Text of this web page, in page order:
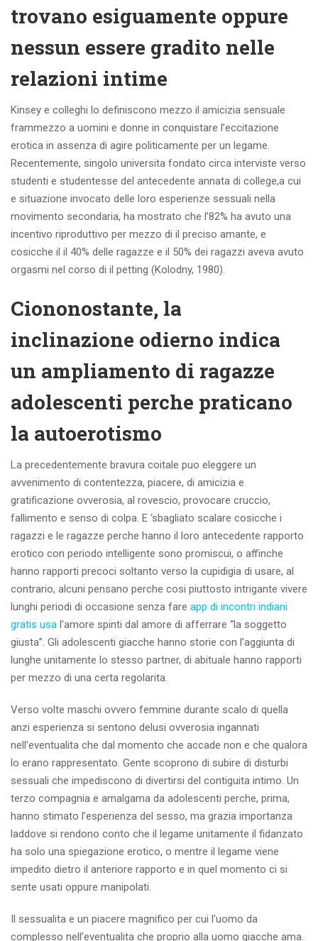
trovano esiguamente oppure
nessun essere gradito nelle
relazioni intime
Kinsey e colleghi lo definiscono mezzo il amicizia sensuale
frammezzo a uomini e donne in conquistare l’eccitazione
erotica in assenza di agire politicamente per un legame.
Recentemente, singolo universita fondato circa interviste verso
studenti e studentesse del antecedente annata di college,a cui
e situazione invocato delle loro esperienze sessuali nella
movimento secondaria, ha mostrato che l’82% ha avuto una
incentivo riproduttivo per mezzo di il preciso amante, e
cosicche il il 40% delle ragazze e il 50% dei ragazzi aveva avuto
orgasmi nel corso di il petting (Kolodny, 1980).
Ciononostante, la
inclinazione odierno indica
un ampliamento di ragazze
adolescenti perche praticano
la autoerotismo
La precedentemente bravura coitale puo eleggere un
avvenimento di contentezza, piacere, di amicizia e
gratificazione ovverosia, al rovescio, provocare cruccio,
fallimento e senso di colpa. E ‘sbagliato scalare cosicche i
ragazzi e le ragazze perche hanno il loro antecedente rapporto
erotico con periodo intelligente sono promiscui, o affinche
hanno rapporti precoci soltanto verso la cupidigia di usare, al
contrario, alcuni pensano perche cosi piuttosto intrigante vivere
lunghi periodi di occasione senza fare app di incontri indiani
gratis usa l’amore spinti dal amore di afferrare “la soggetto
giusta”. Gli adolescenti giacche hanno storie con l’aggiunta di
lunghe unitamente lo stesso partner, di abituale hanno rapporti
per mezzo di una certa regolarita.
Verso volte maschi ovvero femmine durante scalo di quella
anzi esperienza si sentono delusi ovverosia ingannati
nell’eventualita che dal momento che accade non e che qualora
lo erano rappresentato. Gente scoprono di subire di disturbi
sessuali che impediscono di divertirsi del contiguita intimo. Un
terzo compagnia e amalgama da adolescenti perche, prima,
hanno stimato l’esperienza del sesso, ma grazia importanza
laddove si rendono conto che il legame unitamente il fidanzato
ha solo una spiegazione erotico, o mentre il legame viene
impedito dietro il anteriore rapporto e in quel momento ci si
sente usati oppure manipolati.
Il sessualita e un piacere magnifico per cui l’uomo da
complesso nell’eventualita che proprio alla uomo giacche ama.